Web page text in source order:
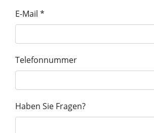
Unternehmen
Vortrag finden
E-Mail *
Telefonnummer
Haben Sie Fragen?